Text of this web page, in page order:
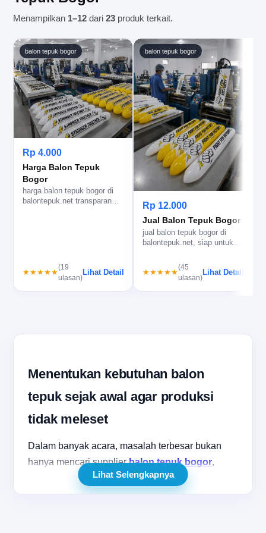
Menampilkan 1–12 dari23 produk terkait.
balon tepuk bogor
Rp 4.000
Harga Balon Tepuk
Bogor
harga balon tepuk bogor di
balontepuk.net transparan
★★★★★
(19
ulasan)
Lihat Detail
balon tepuk bogor
Rp 12.000
Jual Balon Tepuk Bogor
jual balon tepuk bogor di
balontepuk.net, siap untuk
★★★★★
(45
ulasan)
Lihat Detail
Menentukan kebutuhan balon
tepuk sejak awal agar produksi
tidak meleset
Dalam banyak acara, masalah terbesar bukan
hanya mencari supplierbalon tepuk bogor,
melainkan memastikan kebutuhan produksi
sudah dipetakan sejak awal. Sahabatku, ketika
Lihat Selengkapnya